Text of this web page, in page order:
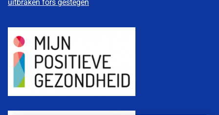
uitbraken fors gestegen